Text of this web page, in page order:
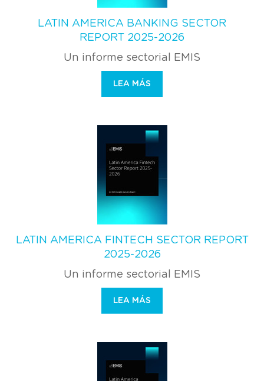
LATIN AMERICA BANKING SECTOR
REPORT 2025-2026
Un informe sectorial EMIS
LEA MÁS
LATIN AMERICA FINTECH SECTOR REPORT
2025-2026
Un informe sectorial EMIS
LEA MÁS